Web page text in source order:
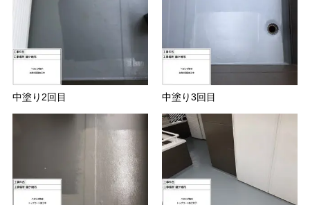
中塗り2回目 中塗り3回目